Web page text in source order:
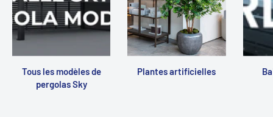
Tous les modèles de
pergolas Sky
Plantes artificielles